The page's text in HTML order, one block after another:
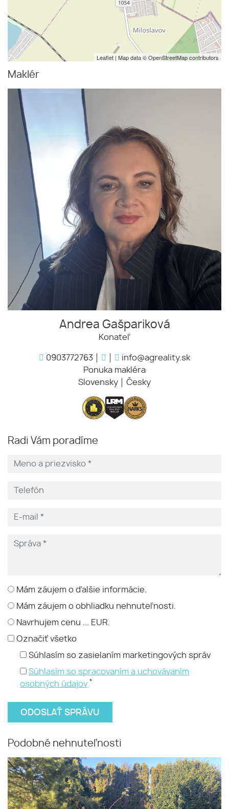
Leaflet | Map data ©OpenStreetMapcontributors
Maklér
Andrea Gašpariková
Konateľ
0903772763
info@agreality.sk
Ponuka makléra
Slovensky
Česky
Radi Vám poradíme
Mám záujem o ďalšie informácie.
Mám záujem o obhliadku nehnuteľnosti.
Navrhujem cenu ... EUR.
Označiť všetko
Súhlasím so zasielaním marketingových správ
Súhlasím so spracovaním a uchovávaním
osobných údajov *
Podobné nehnuteľnosti